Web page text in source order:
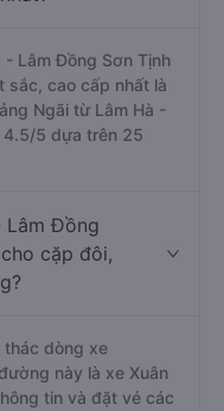
- Lâm Đồng Sơn Tịnh
sắc, cao cấp nhất là
Ngãi từ Lâm Hà -
4.5/5 dựa trên 25
Lâm Đồng
cặp đôi,
thác dòng xe
này là xe Xuân
tin và đặt vé các